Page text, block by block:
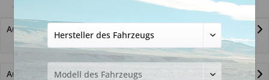
CX-30
Autoschlüssel mit Funk
Autoschlüssel nicht gefunden?